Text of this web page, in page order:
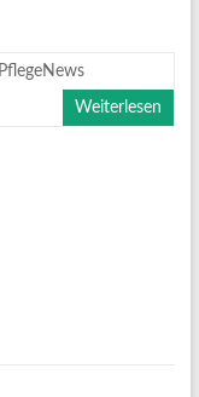
PflegeNews
Weiterlesen